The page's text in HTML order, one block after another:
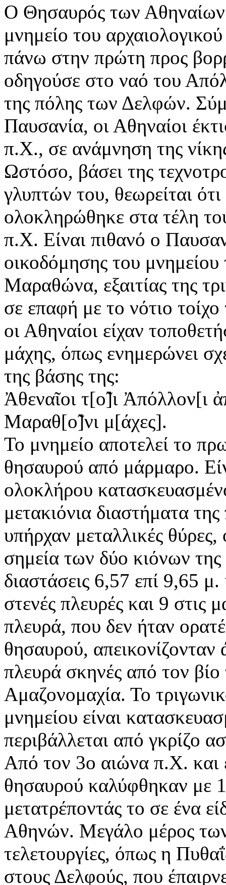
Ο Θησαυρός των Αθηναίων
μνημείο του
πάνω στην πρώτη προς
οδηγούσε στο ναό του
της πόλης των Δελφών.
Παυσανία, οι Αθηναίοι
π.Χ., σε ανάμνηση της
Ωστόσο, βάσει της
γλυπτών του, θεωρείται
ολοκληρώθηκε στα τέλη
π.Χ. Είναι πιθανό ο
οικοδόμησης του
Μαραθώνα, εξαιτίας της
σε επαφή με το νότιο
οι Αθηναίοι είχαν
μάχης, όπως ενημερώνει
της βάσης της:
Ἀθεναῖοι τ[ο̃]ι Ἀπόλλον[ι
Μαραθ[ο̃]νι μ[άχες].
Το μνημείο αποτελεί το
θησαυρού από μάρμαρο.
ολοκλήρου
μετακιόνια διαστήματα
υπήρχαν μεταλλικές
σημεία των δύο κιόνων
διαστάσεις 6,57 επί 9,65
στενές πλευρές και 9 στις
πλευρά, που δεν ήταν
θησαυρού,
πλευρά σκηνές από τον
Αμαζονομαχία. Το
μνημείου είναι
περιβάλλεται από γκρίζο
Από τον 3ο αιώνα π.Χ. και
θησαυρού καλύφθηκαν με
μετατρέποντάς το σε ένα
Αθηνών. Μεγάλο μέρος
τελετουργίες, όπως η
στους Δελφούς, που